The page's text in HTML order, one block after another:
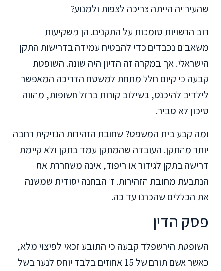
שהעירייה הייתה צריכה לצפות ולמנוע?
רוב הרשויות סומכות על התקנים. הן משקיעות
משאבים נכבדים כדי להבטיח עמידה בדרישות התקן
הישראלי. אך במקרה זה הדיון היה שונה. השופטת
קבעה כי קיום חלל מתחת למשטח הדריכה המאפשר
לילדים להיכנס, בשילוב קורות ברזל חשופות, מהווה
סיכון לא סביר.
ומה קבע בית המשפט? שחובת הזהירות הנזיקית רחבה
יותר מהתקן. העובדה שהמתקן עמד בתקן ולא קיימת
דרישה בתקן לגידור או ריפוד, אינה משחררת את
הנתבעת מחובת הזהירות. זו הבחנה יסודית שמשנה
את הכללים שהכרנו עד כה.
פסק הדין
השופטת הירשפלד קבעה כי התובע זכאי לפיצוי מלא,
כאשר אשם תורם של 15 אחוזים בלבד יוחס לנער בשל